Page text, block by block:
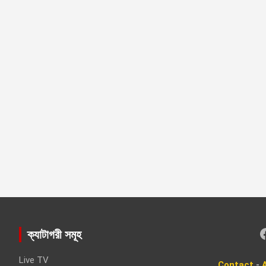
ক্যাটাগরী সমূহ
Live TV